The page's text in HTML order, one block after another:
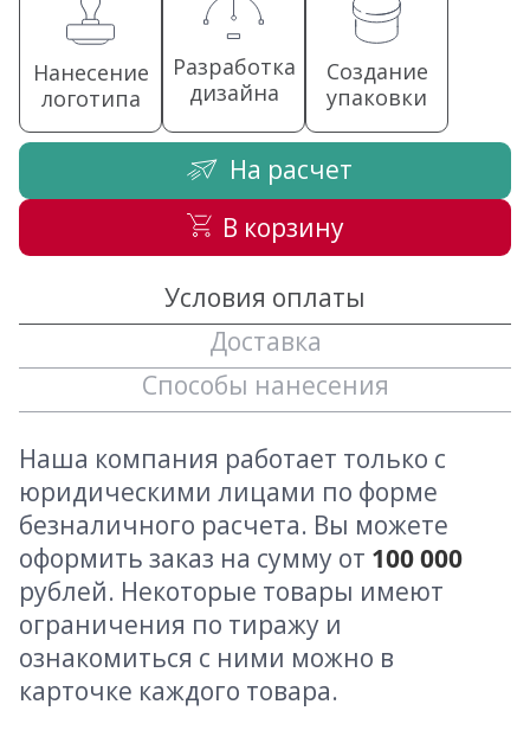
Нанесение
логотипа
Разработка
дизайна
Создание
упаковки
На расчет
В корзину
Условия оплаты
Доставка
Способы нанесения
Наша компания работает только с
юридическими лицами по форме
безналичного расчета. Вы можете
оформить заказ на сумму от 100 000
рублей. Некоторые товары имеют
ограничения по тиражу и
ознакомиться с ними можно в
карточке каждого товара.